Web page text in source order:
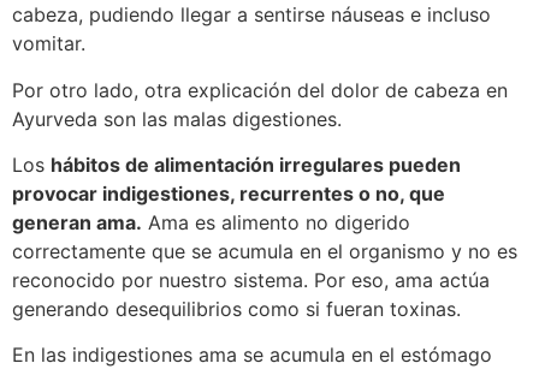
cabeza, pudiendo llegar a sentirse náuseas e incluso
vomitar.
Por otro lado, otra explicación del dolor de cabeza en
Ayurveda son las malas digestiones.
Los hábitos de alimentación irregulares pueden
provocar indigestiones, recurrentes o no, que
generan ama. Ama es alimento no digerido
correctamente que se acumula en el organismo y no es
reconocido por nuestro sistema. Por eso, ama actúa
generando desequilibrios como si fueran toxinas.
En las indigestiones ama se acumula en el estómago